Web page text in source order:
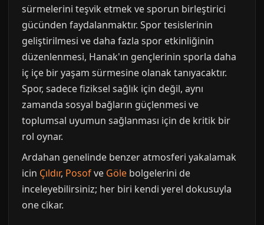
sürmelerini teşvik etmek ve sporun birleştirici
gücünden faydalanmaktır. Spor tesislerinin
geliştirilmesi ve daha fazla spor etkinliğinin
düzenlenmesi, Hanak'ın gençlerinin sporla daha
iç içe bir yaşam sürmesine olanak tanıyacaktır.
Spor, sadece fiziksel sağlık için değil, aynı
zamanda sosyal bağların güçlenmesi ve
toplumsal uyumun sağlanması için de kritik bir
rol oynar.
Ardahan genelinde benzer atmosferi yakalamak
icin Çıldır, Posofve Göle bolgelerini de
inceleyebilirsiniz; her biri kendi yerel dokusuyla
one cikar.